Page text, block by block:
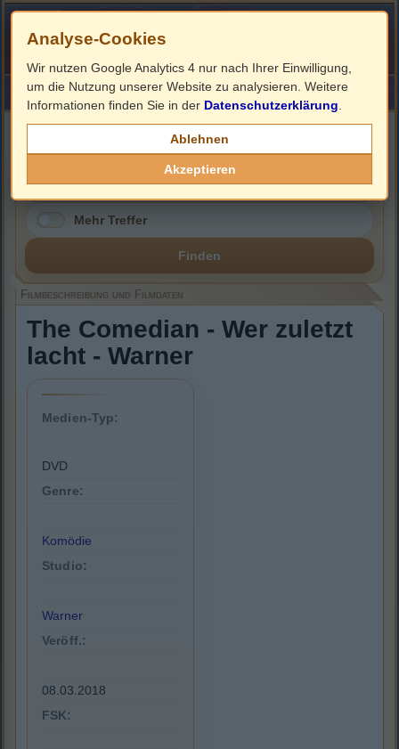
HOME ImpressumLinks
Filmbeschreibung, Cover & DVD Infos
Mehr Treffer
Finden
Filmbeschreibung und Filmdaten
The Comedian - Wer zuletzt
lacht - Warner
Medien-Typ:
DVD
Genre:
Komödie
Studio:
Warner
Veröff.:
08.03.2018
FSK:
Analyse-Cookies
Wir nutzen Google Analytics 4 nur nach Ihrer Einwilligung,
um die Nutzung unserer Website zu analysieren. Weitere
Informationen finden Sie in der Datenschutzerklärung
Ablehnen
Akzeptieren